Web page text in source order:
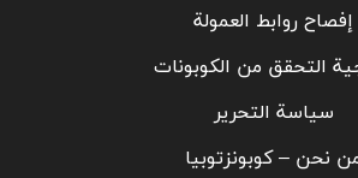
إفصاح روابط العمولة
التحقق من الكوبونات
سياسة التحرير
نحن – كوبونزتوبيا